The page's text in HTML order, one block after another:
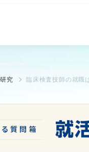
究 臨床検査技師の就職